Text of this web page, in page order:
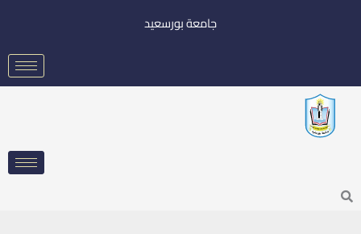
جامعة بورسعيد
Search